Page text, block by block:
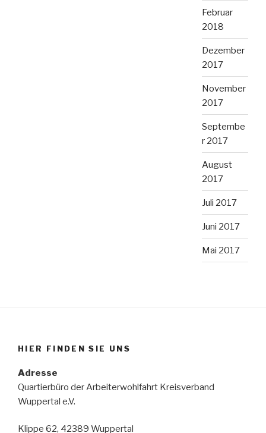
Februar
2018
Dezember
2017
November
2017
Septembe
r 2017
August
2017
Juli 2017
Juni 2017
Mai 2017
HIER FINDEN SIE UNS
Adresse
Quartierbüro der Arbeiterwohlfahrt Kreisverband
Wuppertal e.V.
Klippe 62, 42389 Wuppertal